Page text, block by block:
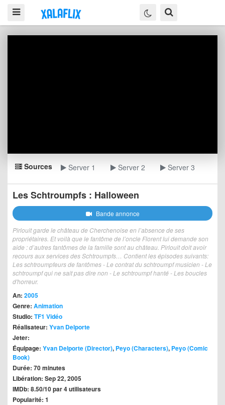
Sources Server 1 Server 2 Server 3
Les Schtroumpfs : Halloween
Bande annonce
Pirlouit garde le château de Cherchenoise en l’absence de ses
propriétaires. Et voilà que le fantôme de l’oncle Florent lui demande son
aide : d’autres fantômes de la famille sont au château. Pirlouit doit avoir
recours aux services des Schtroumpfs… Contient les épisodes suivants:
Les schtroumpfeurs de fantômes - Le contrat du schtroumpf musicien - Le
schtroumpf qui ne sait pas dire non - Le schtroumpf hanté - Les boucles
d'horreur.
An: 2005
Genre: Animation
Studio: TF1 Vidéo
Réalisateur: Yvan Delporte
Jeter:
Équipage: Yvan Delporte (Director), Peyo (Characters), Peyo (Comic
Book)
Durée: 70 minutes
Libération: Sep 22, 2005
IMDb: 8.50/10 par 4 utilisateurs
Popularité: 1